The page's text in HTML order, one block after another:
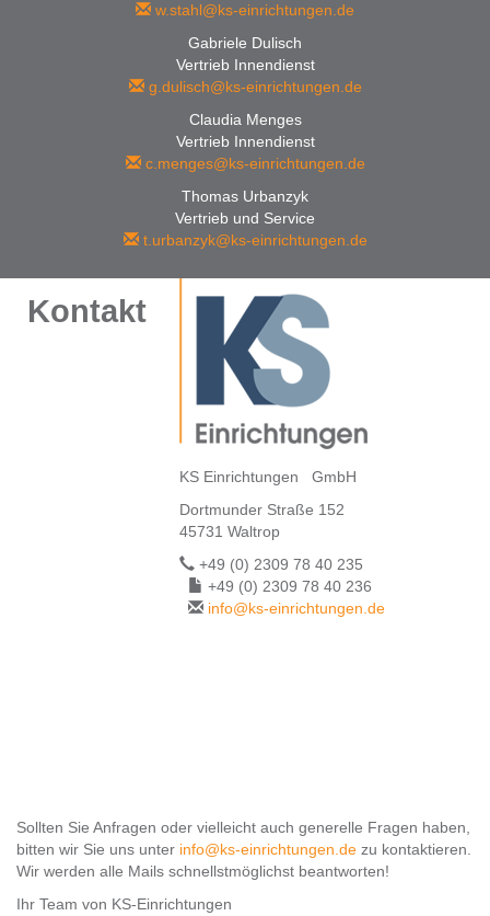
w.stahl@ks-einrichtungen.de
Gabriele Dulisch
Vertrieb Innendienst
g.dulisch@ks-einrichtungen.de
Claudia Menges
Vertrieb Innendienst
c.menges@ks-einrichtungen.de
Thomas Urbanzyk
Vertrieb und Service
t.urbanzyk@ks-einrichtungen.de
Kontakt
KS Einrichtungen GmbH
Dortmunder Straße 152
45731 Waltrop
+49 (0) 2309 78 40 235
+49 (0) 2309 78 40 236
info@ks-einrichtungen.de
Sollten Sie Anfragen oder vielleicht auch generelle Fragen haben,
bitten wir Sie uns unter info@ks-einrichtungen.de zu kontaktieren.
Wir werden alle Mails schnellstmöglichst beantworten!
Ihr Team von KS-Einrichtungen